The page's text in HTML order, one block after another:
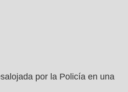
por la Policía en una